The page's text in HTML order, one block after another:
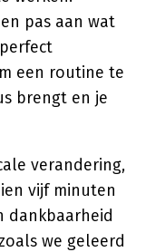
pas aan wat
een routine te
brengt en je
verandering,
vijf minuten
dankbaarheid
we geleerd